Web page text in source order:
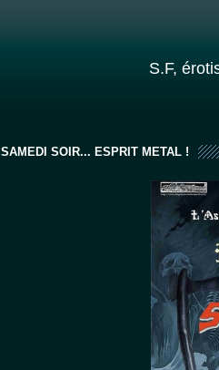
S.F,
SAMEDI SOIR... ESPRIT METAL !